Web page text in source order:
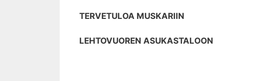
TERVETULOA MUSKARIIN
LEHTOVUOREN ASUKASTALOON